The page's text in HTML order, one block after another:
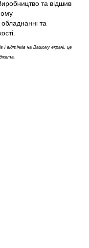
та відшив
та
і відтінків на Вашому екрані, це